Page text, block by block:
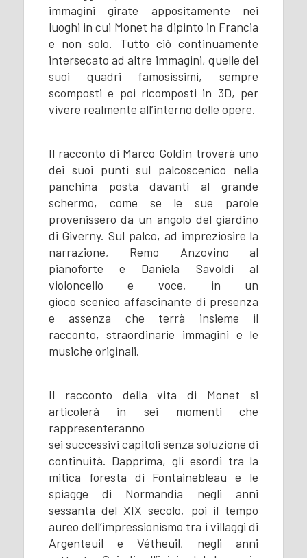
immagini girate appositamente nei
luoghi in cui Monet ha dipinto in Francia
e non solo. Tutto ciò continuamente
intersecato ad altre immagini, quelle dei
suoi quadri famosissimi, sempre
scomposti e poi ricomposti in 3D, per
vivere realmente all’interno delle opere.
Il racconto di Marco Goldin troverà uno
dei suoi punti sul palcoscenico nella
panchina posta davanti al grande
schermo, come se le sue parole
provenissero da un angolo del giardino
di Giverny. Sul palco, ad impreziosire la
narrazione, Remo Anzovino al
pianoforte e Daniela Savoldi al
violoncello e voce, in un
gioco scenico affascinante di presenza
e assenza che terrà insieme il
racconto, straordinarie immagini e le
musiche originali.
Il racconto della vita di Monet si
articolerà in sei momenti che
rappresenteranno
sei successivi capitoli senza soluzione di
continuità. Dapprima, gli esordi tra la
mitica foresta di Fontainebleau e le
spiagge di Normandia negli anni
sessanta del XIX secolo, poi il tempo
aureo dell’impressionismo tra i villaggi di
Argenteuil e Vétheuil, negli anni